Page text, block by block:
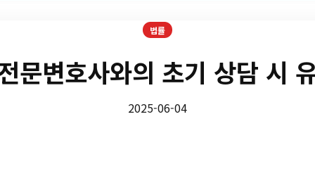
법률
문변호사와의 초기 상담 시
2025-06-04